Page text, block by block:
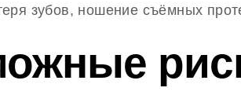
зубов, ношение съёмных